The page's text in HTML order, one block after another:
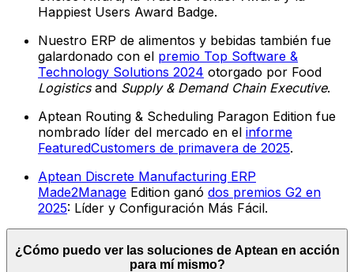
Happiest Users Award Badge.
Nuestro ERP de alimentos y bebidas también fue
galardonado con el premio Top Software &
Technology Solutions 2024 otorgado por Food
Logisticsand Supply & Demand Chain Executive.
Aptean Routing & Scheduling Paragon Edition fue
nombrado líder del mercado en el informe
FeaturedCustomers de primavera de 2025.
Aptean Discrete Manufacturing ERP
Made2Manage Edition ganó dos premios G2 en
2025: Líder y Configuración Más Fácil.
¿Cómo puedo ver las soluciones de Aptean en acción
para mí mismo?